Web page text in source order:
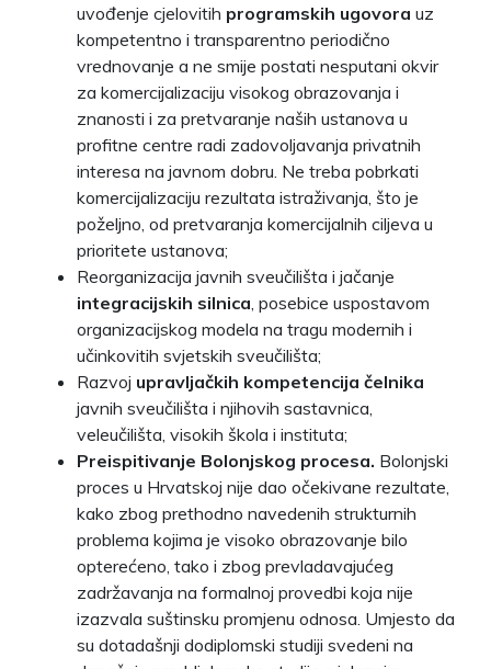
uvođenje cjelovitih programskih ugovora uz
kompetentno i transparentno periodično
vrednovanje a ne smije postati nesputani okvir
za komercijalizaciju visokog obrazovanja i
znanosti i za pretvaranje naših ustanova u
profitne centre radi zadovoljavanja privatnih
interesa na javnom dobru. Ne treba pobrkati
komercijalizaciju rezultata istraživanja, što je
poželjno, od pretvaranja komercijalnih ciljeva u
prioritete ustanova;
Reorganizacija javnih sveučilišta i jačanje
integracijskih silnica , posebice uspostavom
organizacijskog modela na tragu modernih i
učinkovitih svjetskih sveučilišta;
Razvoj upravljačkih kompetencija čelnika
javnih sveučilišta i njihovih sastavnica,
veleučilišta, visokih škola i instituta;
Preispitivanje Bolonjskog procesa. Bolonjski
proces u Hrvatskoj nije dao očekivane rezultate,
kako zbog prethodno navedenih strukturnih
problema kojima je visoko obrazovanje bilo
opterećeno, tako i zbog prevladavajućeg
zadržavanja na formalnoj provedbi koja nije
izazvala suštinsku promjenu odnosa. Umjesto da
su dotadašnji dodiplomski studiji svedeni na